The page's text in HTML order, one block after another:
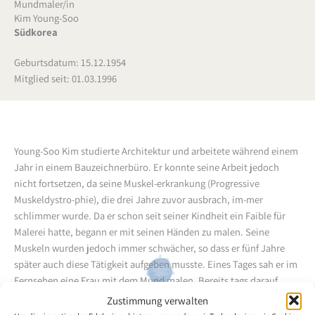
Zustimmung verwalten
Mundmaler/in
Kim Young-Soo
Südkorea
Geburtsdatum: 15.12.1954
Mitglied seit: 01.03.1996
Young-Soo Kim studierte Architektur und arbeitete während einem
Jahr in einem Bauzeichnerbüro. Er konnte seine Arbeit jedoch
nicht fortsetzen, da seine Muskel-erkrankung (Progressive
Muskeldystro-phie), die drei Jahre zuvor ausbrach, im-mer
schlimmer wurde. Da er schon seit seiner Kindheit ein Faible für
Malerei hatte, begann er mit seinen Händen zu malen. Seine
Muskeln wurden jedoch immer schwächer, so dass er fünf Jahre
später auch diese Tätigkeit aufgeben musste. Eines Tages sah er im
Fernsehen eine Frau mit dem Mund malen. Bereits tags darauf
versuchte er es ebenfalls, und er fand grosse Freude daran. Es war
für ihn eine grossartige Erfahrung, die ihn zu intensivem Training